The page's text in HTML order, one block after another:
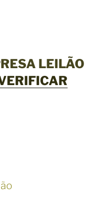
LEILÃO